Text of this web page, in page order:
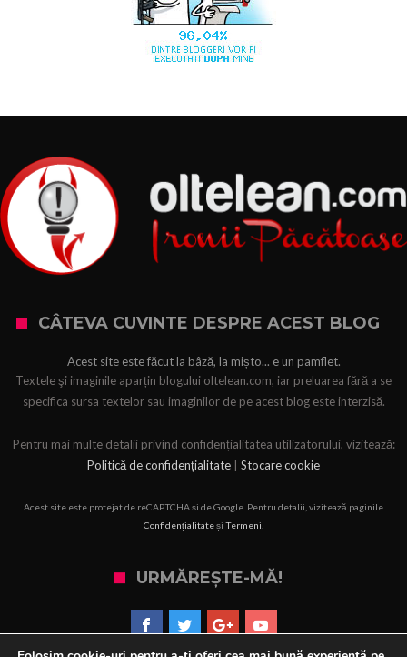
CÂTEVA CUVINTE DESPRE ACEST BLOG
Acest site este făcut la bâză, la mișto... e un pamflet.
Textele şi imaginile aparțin blogului oltelean.com, iar preluarea fără a se
specifica sursa textelor sau imaginilor de pe acest blog este interzisă.
Pentru mai multe detalii privind confidențialitatea utilizatorului, vizitează:
Politică de confidențialitate
Stocare cookie
Acest site este protejat de reCAPTCHA și de Google. Pentru detalii, vizitează paginile
Confidențialitateși Termeni
URMĂREȘTE-MĂ!